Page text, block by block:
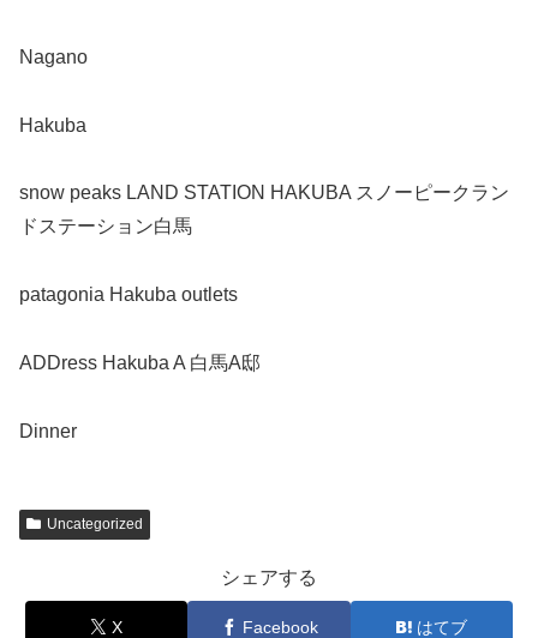
Nagano
Hakuba
snow peaks LAND STATION HAKUBA スノーピークラン
ドステーション白馬
patagonia Hakuba outlets
ADDress Hakuba A 白馬A邸
Dinner
Uncategorized
シェアする
X Facebook はてブ